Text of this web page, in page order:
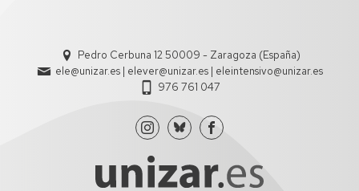
Pedro Cerbuna 12 50009 - Zaragoza (España)
ele@unizar.es | elever@unizar.es | eleintensivo@unizar.es
976 761 047